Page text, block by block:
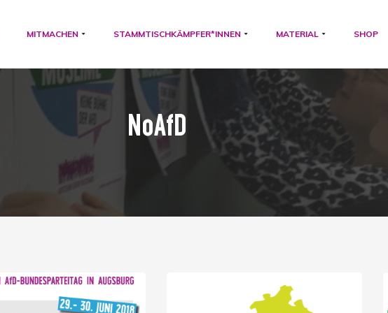
MITMACHEN STAMMTISCHKÄMPFER*INNEN MATERIAL SHOP
NoAfD